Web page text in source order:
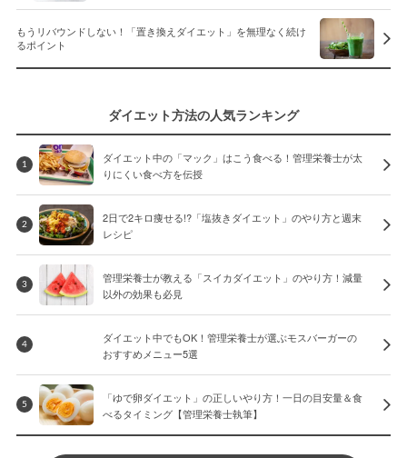
もうリバウンドしない！「置き換えダイエット」を無理なく続け
るポイント
ダイエット方法の人気ランキング
1
ダイエット中の「マック」はこう食べる！管理栄養士が太
りにくい食べ方を伝授
2
2日で2キロ痩せる!?「塩抜きダイエット」のやり方と週末
レシピ
3
管理栄養士が教える「スイカダイエット」のやり方！減量
以外の効果も必見
4
ダイエット中でもOK！管理栄養士が選ぶモスバーガーの
おすすめメニュー5選
5
「ゆで卵ダイエット」の正しいやり方！一日の目安量＆食
べるタイミング【管理栄養士執筆】